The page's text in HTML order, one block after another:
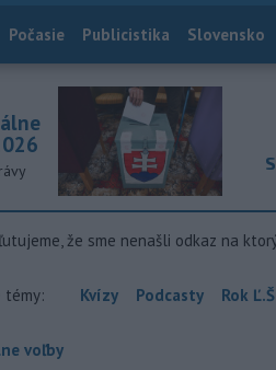
Počasie Publicistika Slovensko
že sme nenašli odkaz na
témy: Kvízy Podcasty Rok
voľby